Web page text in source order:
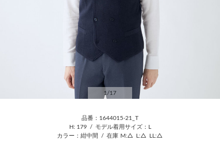
1 /17
品番：1644015-21_T
H: 179
/
モデル着用サイズ：L
カラー：紺中間
/ 在庫 M:△ L:△ LL:△